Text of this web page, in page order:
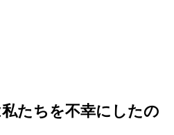
たちを不幸にしたの